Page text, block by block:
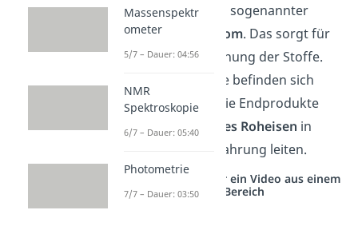
Dadurch entsteht ein sogenannter
stofflicher Gegenstrom. Das sorgt für
eine gute Durchmischung der Stoffe.
Am Boden der Anlage befinden sich
zwei Rohre, welche die Endprodukte
Schlackeundflüssiges Roheisen in
Behälter zur Aufbewahrung leiten.
Studyflix vernetzt: Hier ein Video aus einem
anderen Bereich
Massenspektr
ometer
5/7 – Dauer: 04:56
NMR
Spektroskopie
6/7 – Dauer: 05:40
Photometrie
7/7 – Dauer: 03:50